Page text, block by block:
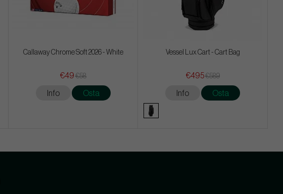
Callaway Chrome Soft 2026 - White
€49 €58
Info Osta
Vessel Lux Cart - Cart Bag
€495€589
Info Osta